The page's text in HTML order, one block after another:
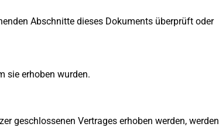
Abschnitte dieses Dokuments überprüft oder
sie erhoben wurden.
geschlossenen Vertrages erhoben werden, werden